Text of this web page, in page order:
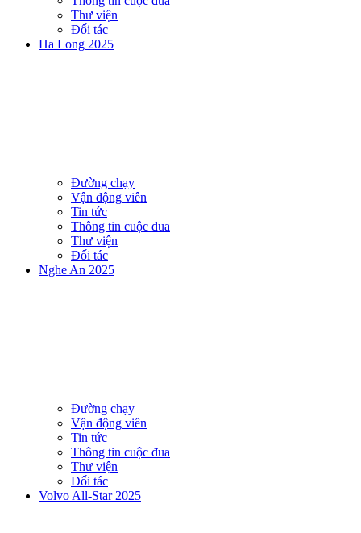
Thư viện
Đối tác
Ha Long 2025
Đường chạy
Vận động viên
Tin tức
Thông tin cuộc đua
Thư viện
Đối tác
Nghe An 2025
Đường chạy
Vận động viên
Tin tức
Thông tin cuộc đua
Thư viện
Đối tác
Volvo All-Star 2025